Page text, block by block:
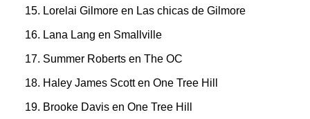
Lorelai Gilmore en Las chicas de Gilmore
Lana Lang en Smallville
Summer Roberts en The OC
Haley James Scott en One Tree Hill
Brooke Davis en One Tree Hill